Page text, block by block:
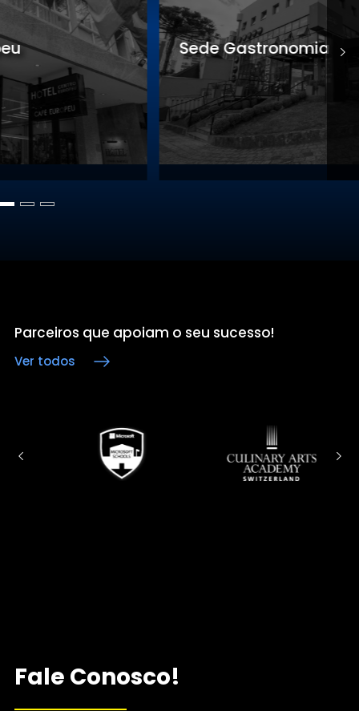
Sede Gastronomia
Parceiros que apoiam o seu sucesso!
Ver todos
Fale Conosco!